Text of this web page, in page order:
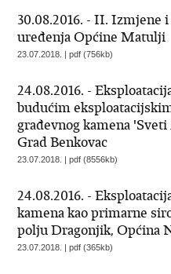
30.08.2016. - II. Izmjene
uređenja Općine Matulji
23.07.2018. | pdf (756kb)
24.08.2016. -
budućim
građevnog kamena
Grad Benkovac
23.07.2018. | pdf (8556kb)
24.08.2016. -
kamena kao primarne
polju Dragonjik, Općina
23.07.2018. | pdf (365kb)